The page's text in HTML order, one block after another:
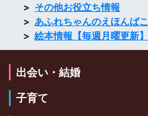
その他お役立ち情報
あふれちゃんのえほんばこ
絵本情報【毎週月曜更新】
出会い・結婚
子育て